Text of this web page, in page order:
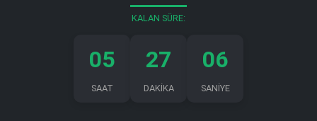
KALAN SÜRE:
05
SAAT
27
DAKİKA
05
SANİYE